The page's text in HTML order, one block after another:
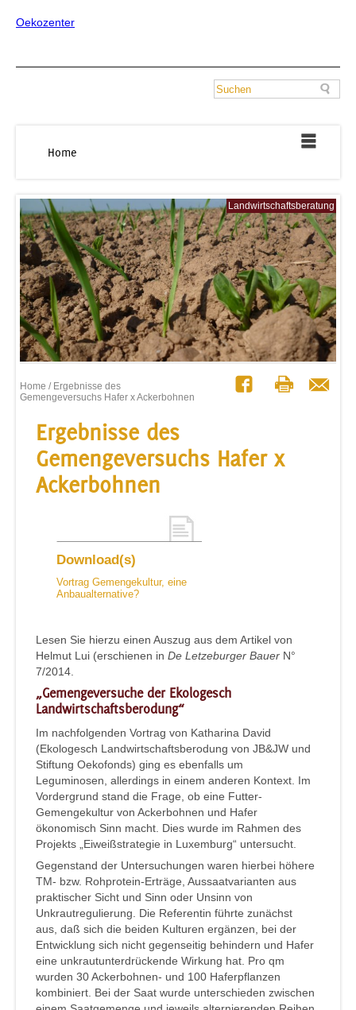
Oekozenter
Home
Landwirtschaftsberatung
Home / Ergebnisse des
Gemengeversuchs Hafer x Ackerbohnen
Ergebnisse des
Gemengeversuchs Hafer x
Ackerbohnen
Download(s)
Vortrag Gemengekultur, eine
Anbaualternative?
Lesen Sie hierzu einen Auszug aus dem Artikel von
Helmut Lui (erschienen in De Letzeburger Bauer N°
7/2014.
„Gemengeversuche der Ekologesch
Landwirtschaftsberodung“
Im nachfolgenden Vortrag von Katharina David
(Ekologesch Landwirtschaftsberodung von JB&JW und
Stiftung Oekofonds) ging es ebenfalls um
Leguminosen, allerdings in einem anderen Kontext. Im
Vordergrund stand die Frage, ob eine Futter-
Gemengekultur von Ackerbohnen und Hafer
ökonomisch Sinn macht. Dies wurde im Rahmen des
Projekts „Eiweißstrategie in Luxemburg“ untersucht.
Gegenstand der Untersuchungen waren hierbei höhere
TM- bzw. Rohprotein-Erträge, Aussaatvarianten aus
praktischer Sicht und Sinn oder Unsinn von
Unkrautregulierung. Die Referentin führte zunächst
aus, daß sich die beiden Kulturen ergänzen, bei der
Entwicklung sich nicht gegenseitig behindern und Hafer
eine unkrautunterdrückende Wirkung hat. Pro qm
wurden 30 Ackerbohnen- und 100 Haferpflanzen
kombiniert. Bei der Saat wurde unterschieden zwischen